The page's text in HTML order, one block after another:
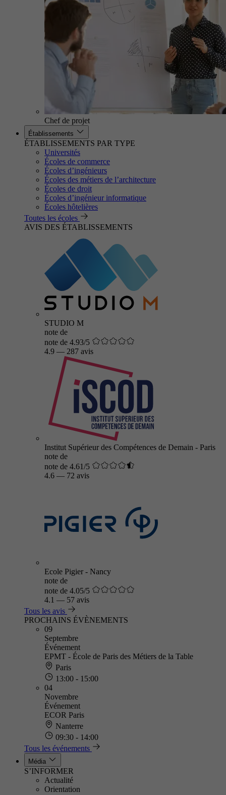
Chef de projet
Établissements
ÉTABLISSEMENTS PAR TYPE
Universités
Écoles de commerce
Écoles d’ingénieurs
Écoles des métiers de l’architecture
Écoles de droit
Écoles d’ingénieur informatique
Écoles hôtelières
Toutes les écoles
AVIS DES ÉTABLISSEMENTS
STUDIO M
note de
note de 4.93/5
4.9 — 287 avis
Institut Supérieur des Compétences de Demain - Paris
note de
note de 4.61/5
4.6 — 72 avis
Ecole Pigier - Nancy
note de
note de 4.05/5
4.1 — 57 avis
Tous les avis
PROCHAINS ÉVÈNEMENTS
09
Septembre
Événement
EPMT - École de Paris des Métiers de la Table
Paris
13:00 - 15:00
04
Novembre
Événement
ECOR Paris
Nanterre
09:30 - 14:00
Tous les événements
Média
S’INFORMER
Actualité
Orientation